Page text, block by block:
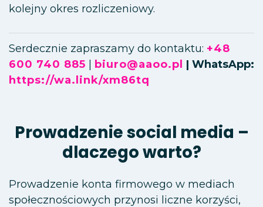
kolejny okres rozliczeniowy.
Serdecznie zapraszamy do kontaktu: +48
600 740 885
biuro@aaoo.pl | WhatsApp:
https://wa.link/xm86tq
Prowadzenie social media –
dlaczego warto?
Prowadzenie konta firmowego w mediach
społecznościowych przynosi liczne korzyści,